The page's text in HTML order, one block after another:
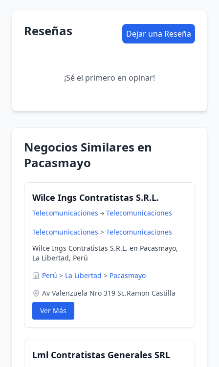
Reseñas Dejar una Reseña
¡Sé el primero en opinar!
Negocios Similares en
Pacasmayo
Wilce Ings Contratistas S.R.L.
Telecomunicaciones Telecomunicaciones
Telecomunicaciones > Telecomunicaciones
Wilce Ings Contratistas S.R.L. en Pacasmayo,
La Libertad, Perú
Perú > La Libertad > Pacasmayo
Av Valenzuela Nro 319 Sc.Ramon Castilla
Ver Más
Lml Contratistas Generales SRL